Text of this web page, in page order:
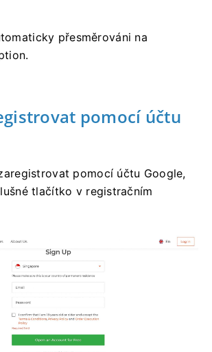
přesměrováni na
pomocí účtu
pomocí účtu Google,
tlačítko v registračním